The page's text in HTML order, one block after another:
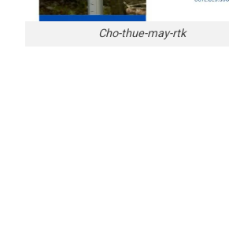
Cho-thue-may-rtk